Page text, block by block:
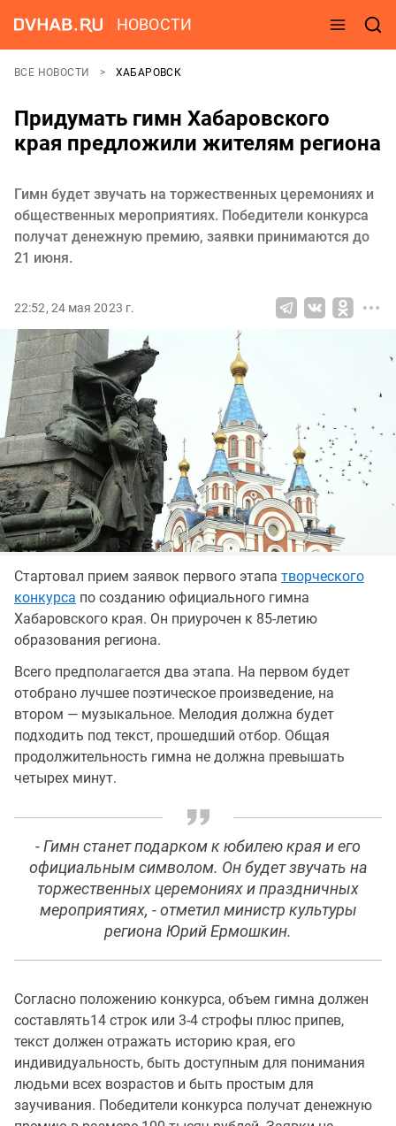
НОВОСТИ
ВСЕ НОВОСТИ ХАБАРОВСК
Придумать гимн Хабаровского
края предложили жителям региона
Гимн будет звучать на торжественных церемониях и
общественных мероприятиях. Победители конкурса
получат денежную премию, заявки принимаются до
21 июня.
22:52, 24 мая 2023 г.
Стартовал прием заявок первого этапа творческого
конкурса по созданию официального гимна
Хабаровского края. Он приурочен к 85-летию
образования региона.
Всего предполагается два этапа. На первом будет
отобрано лучшее поэтическое произведение, на
втором — музыкальное. Мелодия должна будет
подходить под текст, прошедший отбор. Общая
продолжительность гимна не должна превышать
четырех минут.
- Гимн станет подарком к юбилею края и его
официальным символом. Он будет звучать на
торжественных церемониях и праздничных
мероприятиях, - отметил министр культуры
региона Юрий Ермошкин.
Согласно положению конкурса, объем гимна должен
составлять14 строк или 3-4 строфы плюс припев,
текст должен отражать историю края, его
индивидуальность, быть доступным для понимания
людьми всех возрастов и быть простым для
заучивания. Победители конкурса получат денежную